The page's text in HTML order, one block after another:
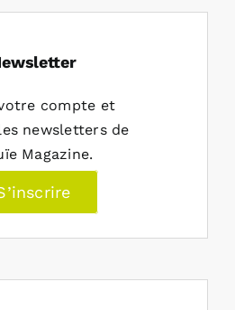
compte et
newsletters de
Magazine.